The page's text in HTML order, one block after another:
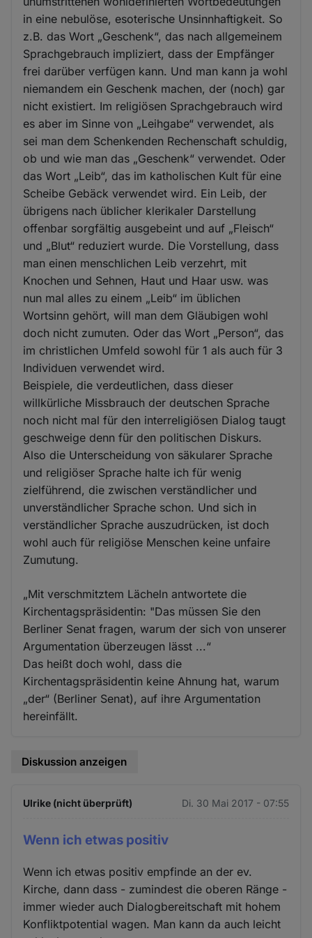
in eine nebulöse, esoterische Unsinnhaftigkeit. So
z.B. das Wort „Geschenk“, das nach allgemeinem
Sprachgebrauch impliziert, dass der Empfänger
frei darüber verfügen kann. Und man kann ja wohl
niemandem ein Geschenk machen, der (noch) gar
nicht existiert. Im religiösen Sprachgebrauch wird
es aber im Sinne von „Leihgabe“ verwendet, als
sei man dem Schenkenden Rechenschaft schuldig,
ob und wie man das „Geschenk“ verwendet. Oder
das Wort „Leib“, das im katholischen Kult für eine
Scheibe Gebäck verwendet wird. Ein Leib, der
übrigens nach üblicher klerikaler Darstellung
offenbar sorgfältig ausgebeint und auf „Fleisch“
und „Blut“ reduziert wurde. Die Vorstellung, dass
man einen menschlichen Leib verzehrt, mit
Knochen und Sehnen, Haut und Haar usw. was
nun mal alles zu einem „Leib“ im üblichen
Wortsinn gehört, will man dem Gläubigen wohl
doch nicht zumuten. Oder das Wort „Person“, das
im christlichen Umfeld sowohl für 1 als auch für 3
Individuen verwendet wird.
Beispiele, die verdeutlichen, dass dieser
willkürliche Missbrauch der deutschen Sprache
noch nicht mal für den interreligiösen Dialog taugt
geschweige denn für den politischen Diskurs.
Also die Unterscheidung von säkularer Sprache
und religiöser Sprache halte ich für wenig
zielführend, die zwischen verständlicher und
unverständlicher Sprache schon. Und sich in
verständlicher Sprache auszudrücken, ist doch
wohl auch für religiöse Menschen keine unfaire
Zumutung.
„Mit verschmitztem Lächeln antwortete die
Kirchentagspräsidentin: "Das müssen Sie den
Berliner Senat fragen, warum der sich von unserer
Argumentation überzeugen lässt ...“
Das heißt doch wohl, dass die
Kirchentagspräsidentin keine Ahnung hat, warum
„der“ (Berliner Senat), auf ihre Argumentation
hereinfällt.
Diskussion anzeigen
Ulrike (nicht überprüft) Di. 30 Mai 2017 - 07:55
Wenn ich etwas positiv
Wenn ich etwas positiv empfinde an der ev.
Kirche, dann dass - zumindest die oberen Ränge -
immer wieder auch Dialogbereitschaft mit hohem
Konfliktpotential wagen. Man kann da auch leicht
Cookies